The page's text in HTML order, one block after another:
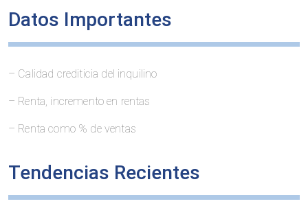
Datos Importantes
– Calidad crediticia del inquilino
– Renta, incremento en rentas
– Renta como % de ventas
Tendencias Recientes